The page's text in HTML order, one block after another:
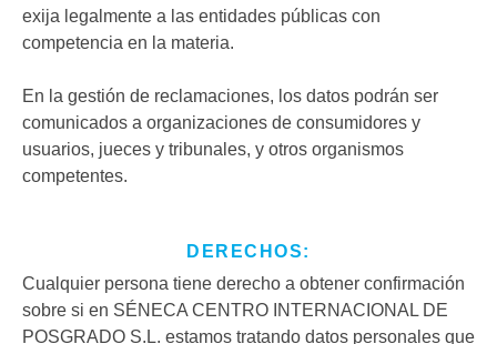
exija legalmente a las entidades públicas con
competencia en la materia.
En la gestión de reclamaciones, los datos podrán ser
comunicados a organizaciones de consumidores y
usuarios, jueces y tribunales, y otros organismos
competentes.
DERECHOS:
Cualquier persona tiene derecho a obtener confirmación
sobre si en SÉNECA CENTRO INTERNACIONAL DE
POSGRADO S.L. estamos tratando datos personales que